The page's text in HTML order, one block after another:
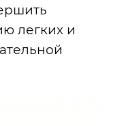
легких и